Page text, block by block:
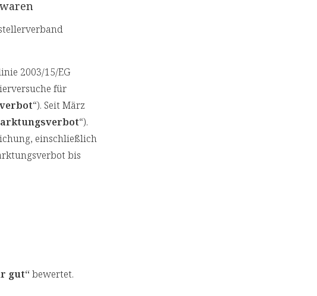
2003/15/EG
für
“). Seit März
“).
einschließlich
bis
gut“bewertet.